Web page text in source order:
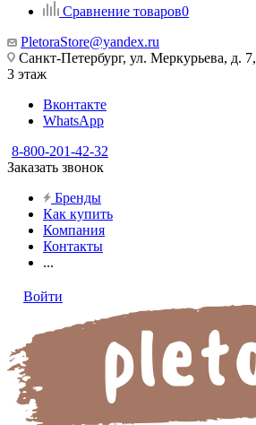
Сравнение товаров0
PletoraStore@yandex.ru
Санкт-Петербург, ул. Меркурьева, д. 7,
3 этаж
Вконтакте
WhatsApp
8-800-201-42-32
Заказать звонок
Бренды
Как купить
Компания
Контакты
...
Войти